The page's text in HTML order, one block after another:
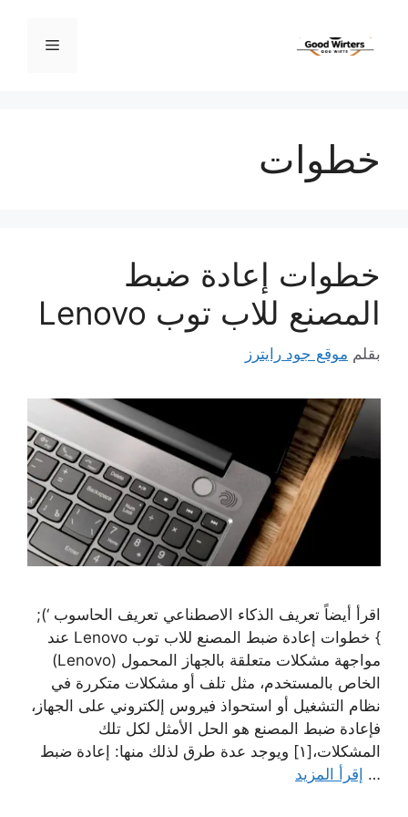
المحتوى
القائمة
خطوات
خطوات إعادة ضبط
المصنع للاب توب Lenovo
بقلم موقع جود رايترز
اقرأ أيضاً تعريف الذكاء الاصطناعي تعريف الحاسوب ‘);
} خطوات إعادة ضبط المصنع للاب توب Lenovo عند
مواجهة مشكلات متعلقة بالجهاز المحمول (Lenovo)
الخاص بالمستخدم، مثل تلف أو مشكلات متكررة في
نظام التشغيل أو استحواذ فيروس إلكتروني على الجهاز،
فإعادة ضبط المصنع هو الحل الأمثل لكل تلك
المشكلات،[١] ويوجد عدة طرق لذلك منها: إعادة ضبط
… إقرأ المزيد